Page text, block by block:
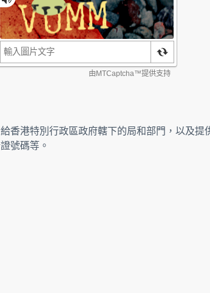
香港特別行政區政府轄下的局和部門，以及
號碼等。